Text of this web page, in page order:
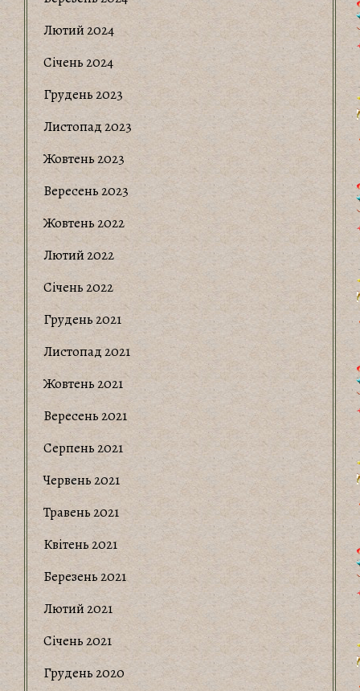
Лютий 2024
Січень 2024
Грудень 2023
Листопад 2023
Жовтень 2023
Вересень 2023
Жовтень 2022
Лютий 2022
Січень 2022
Грудень 2021
Листопад 2021
Жовтень 2021
Вересень 2021
Серпень 2021
Червень 2021
Травень 2021
Квітень 2021
Березень 2021
Лютий 2021
Січень 2021
Грудень 2020